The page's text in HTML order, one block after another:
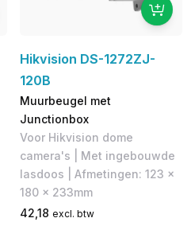
Hikvision DS-1272ZJ-
120B
Muurbeugel met
Junctionbox
Voor Hikvision dome
camera's | Met ingebouwde
lasdoos | Afmetingen: 123 ×
180 × 233mm
42,18 excl. btw